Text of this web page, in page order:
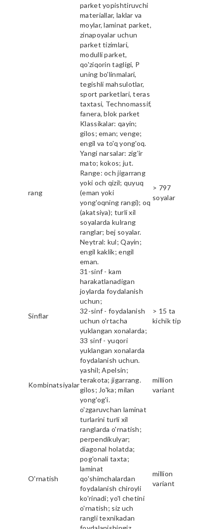
parket yopishtiruvchi
materiallar, laklar va
moylar, laminat parket,
zinapoyalar uchun
parket tizimlari,
modulli parket,
qo'ziqorin tagligi, P
uning bo'linmalari,
tegishli mahsulotlar,
sport parketlari, teras
taxtasi, Technomassif,
fanera, blok parket
rang
Klassikalar: qayin;
gilos; eman; venge;
engil va to'q yong'oq.
Yangi narsalar: zig'ir
mato; kokos; jut.
Range: och jigarrang
yoki och qizil; quyuq
(eman yoki
yong'oqning rangi); oq
(akatsiya); turli xil
soyalarda kulrang
ranglar; bej soyalar.
Neytral: kul; Qayin;
engil kaklik; engil
eman.
> 797
soyalar
Sinflar
31-sinf - kam
harakatlanadigan
joylarda foydalanish
uchun;
32-sinf - foydalanish
uchun o'rtacha
yuklangan xonalarda;
33 sinf - yuqori
yuklangan xonalarda
foydalanish uchun.
> 15 ta
kichik tip
Kombinatsiyalar
yashil; Apelsin;
terakota; jigarrang.
gilos; Jo'ka; milan
yong'og'i.
million
variant
O'rnatish
o'zgaruvchan laminat
turlarini turli xil
ranglarda o'rnatish;
perpendikulyar;
diagonal holatda;
pog'onali taxta;
laminat
qo'shimchalardan
foydalanish chiroyli
ko'rinadi; yo'l chetini
o'rnatish; siz uch
rangli texnikadan
million
variant